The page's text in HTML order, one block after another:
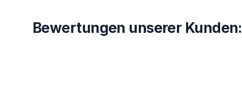
Bewertungen unserer Kunden: